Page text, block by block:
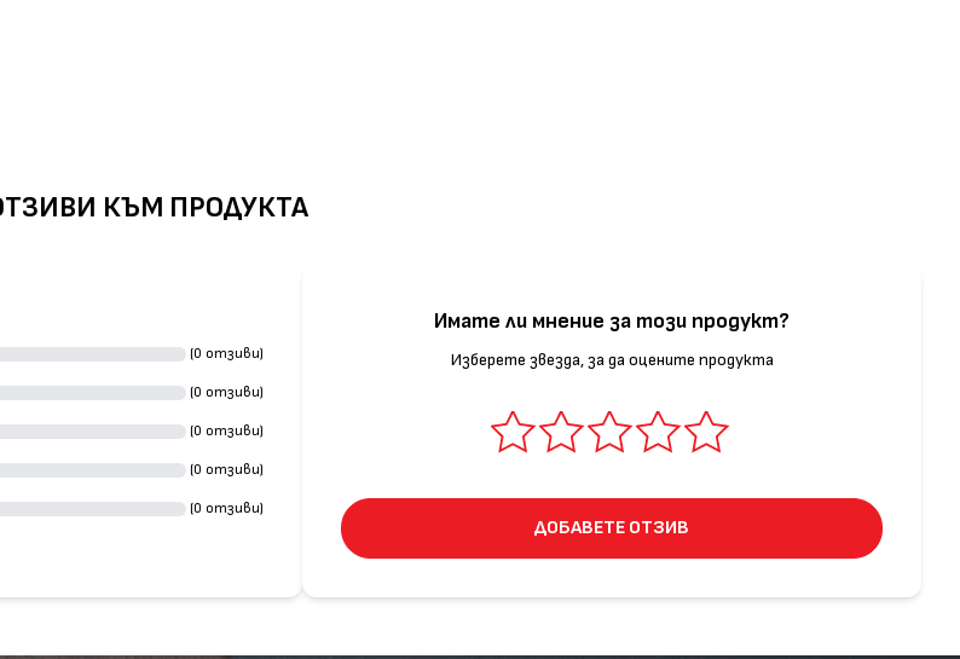
КЪМ ПРОДУКТА
(0 отзиви)
(0 отзиви)
(0 отзиви)
(0 отзиви)
(0 отзиви)
Имате ли мнение за този продукт?
Изберете звезда, за да оцените продукта
ДОБАВЕТЕ ОТЗИВ